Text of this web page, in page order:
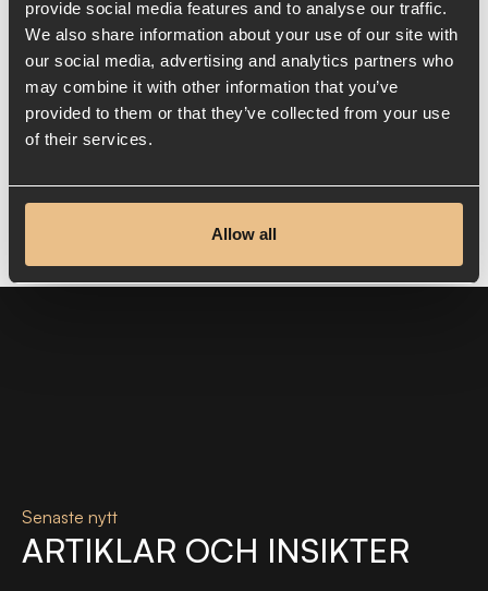
provide social media features and to analyse our traffic.
We also share information about your use of our site with
our social media, advertising and analytics partners who
may combine it with other information that you’ve
provided to them or that they’ve collected from your use
of their services.
Allow all
restaurang. Härlig doft och fantastisk smak.
Vår praktikant, vår frälsare, han med dom där
långa ögonfransarna, Matias Aphram, är
numera VD och delägare hos oss på Saldo, så
Följ med på vår resa, och låt dig inspireras.
Senaste nytt
ARTIKLAR OCH INSIKTER